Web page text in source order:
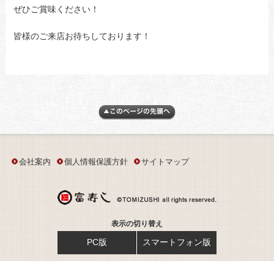
ぜひご賞味ください！
皆様のご来店お待ちしております！
会社案内 個人情報保護方針 サイトマップ
表示の切り替え
PC版 スマートフォン版